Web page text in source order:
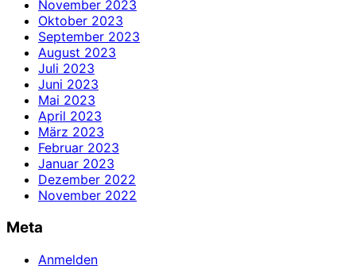
November 2023
Oktober 2023
September 2023
August 2023
Juli 2023
Juni 2023
Mai 2023
April 2023
März 2023
Februar 2023
Januar 2023
Dezember 2022
November 2022
Meta
Anmelden